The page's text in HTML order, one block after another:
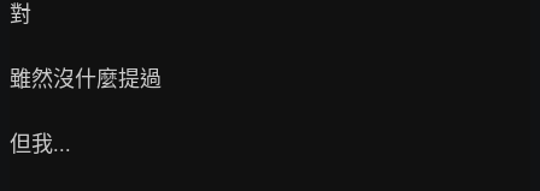
對
雖然沒什麼提過
但我...